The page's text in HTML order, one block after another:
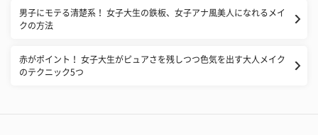
男子にモテる清楚系！ 女子大生の鉄板、女子アナ風美人になれるメイ
クの方法
赤がポイント！ 女子大生がピュアさを残しつつ色気を出す大人メイク
のテクニック5つ